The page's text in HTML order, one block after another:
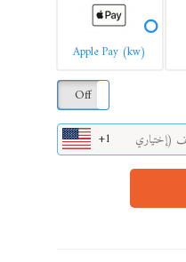
Apple Pay (kw)
Off
+1